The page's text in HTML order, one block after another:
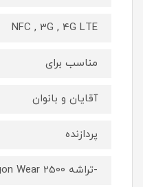
NFC , 3G , 4G LTE
مناسب برای
آقایان و بانوان
پردازنده
-تراشه Qualcomm Snapdragon Wear 2500